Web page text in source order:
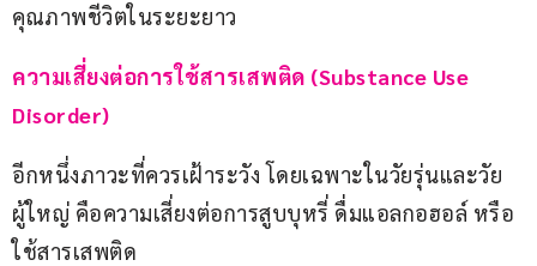
คุณภาพชีวิตในระยะยาว
ความเสี่ยงต่อการใช้สารเสพติด (Substance Use
Disorder)
อีกหนึ่งภาวะที่ควรเฝ้าระวัง โดยเฉพาะในวัยรุ่นและวัย
ผู้ใหญ่ คือความเสี่ยงต่อการสูบบุหรี่ ดื่มแอลกอฮอล์ หรือ
ใช้สารเสพติด